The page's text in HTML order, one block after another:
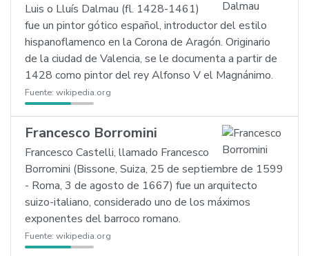
Luis o Lluís Dalmau (fl. 1428-1461)
fue un pintor gótico español, introductor del estilo
hispanoflamenco en la Corona de Aragón. Originario
de la ciudad de Valencia, se le documenta a partir de
1428 como pintor del rey Alfonso V el Magnánimo.
Fuente: wikipedia.org
Francesco Borromini
Francesco Castelli, llamado Francesco
Borromini (Bissone, Suiza, 25 de septiembre de 1599
- Roma, 3 de agosto de 1667) fue un arquitecto
suizo-italiano, considerado uno de los máximos
exponentes del barroco romano.
Fuente: wikipedia.org